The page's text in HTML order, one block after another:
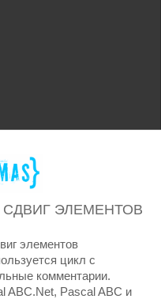
ЭЛЕМЕНТОВ
элементов
цикл c
комментарии.
ABC.Net, Pascal ABC и